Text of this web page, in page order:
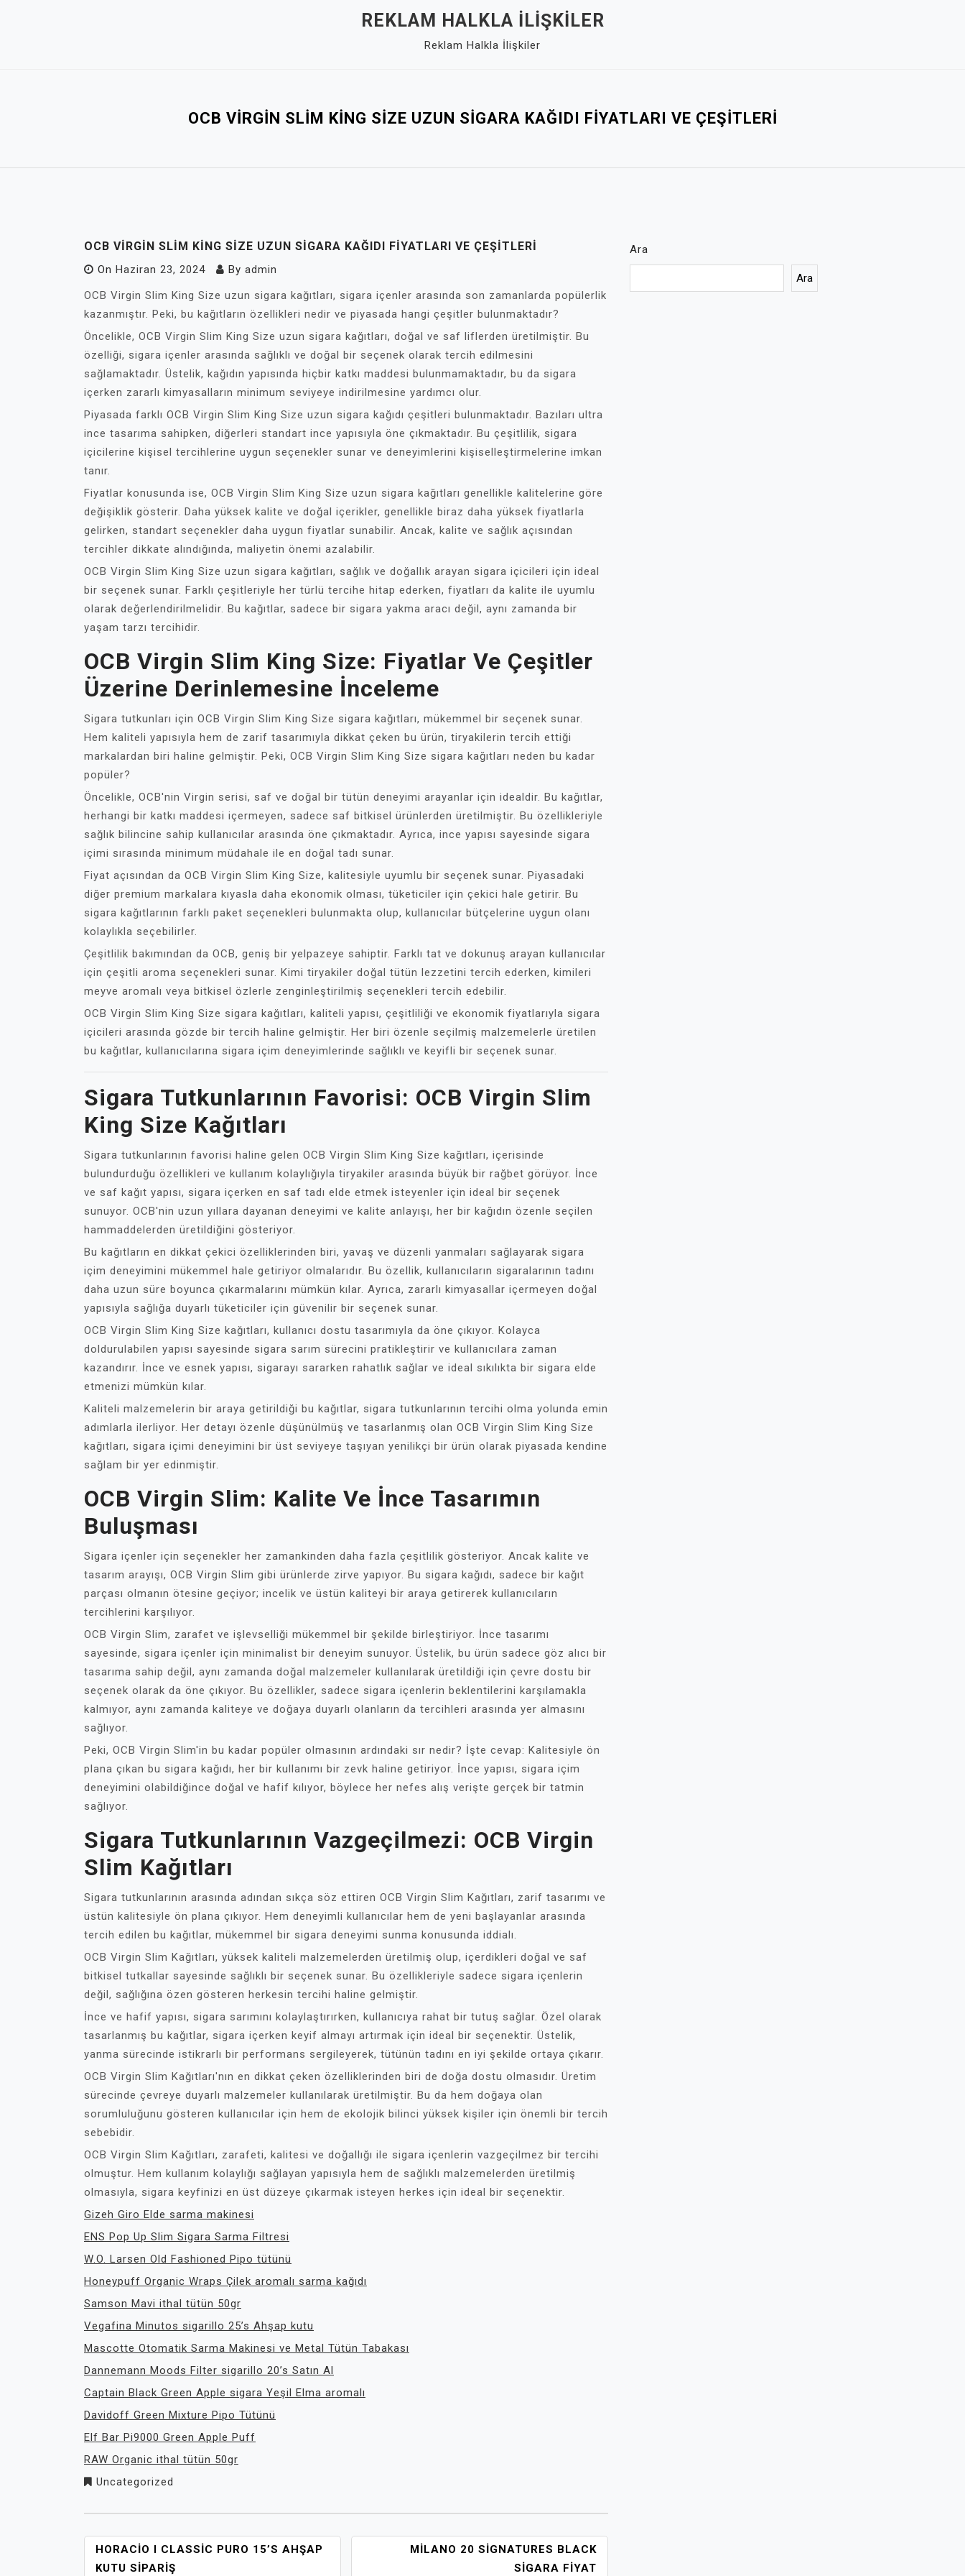
REKLAM HALKLA İLIŞKILER
Reklam Halkla İlişkiler
OCB VIRGIN SLIM KING SIZE UZUN SIGARA KAĞIDI FIYATLARI VE ÇEŞITLERI
OCB VIRGIN SLIM KING SIZE UZUN SIGARA KAĞIDI FIYATLARI VE ÇEŞITLERI
On Haziran 23, 2024 By admin
OCB Virgin Slim King Size uzun sigara kağıtları, sigara içenler arasında son zamanlarda popülerlik
kazanmıştır. Peki, bu kağıtların özellikleri nedir ve piyasada hangi çeşitler bulunmaktadır?
Öncelikle, OCB Virgin Slim King Size uzun sigara kağıtları, doğal ve saf liflerden üretilmiştir. Bu
özelliği, sigara içenler arasında sağlıklı ve doğal bir seçenek olarak tercih edilmesini
sağlamaktadır. Üstelik, kağıdın yapısında hiçbir katkı maddesi bulunmamaktadır, bu da sigara
içerken zararlı kimyasalların minimum seviyeye indirilmesine yardımcı olur.
Piyasada farklı OCB Virgin Slim King Size uzun sigara kağıdı çeşitleri bulunmaktadır. Bazıları ultra
ince tasarıma sahipken, diğerleri standart ince yapısıyla öne çıkmaktadır. Bu çeşitlilik, sigara
içicilerine kişisel tercihlerine uygun seçenekler sunar ve deneyimlerini kişiselleştirmelerine imkan
tanır.
Fiyatlar konusunda ise, OCB Virgin Slim King Size uzun sigara kağıtları genellikle kalitelerine göre
değişiklik gösterir. Daha yüksek kalite ve doğal içerikler, genellikle biraz daha yüksek fiyatlarla
gelirken, standart seçenekler daha uygun fiyatlar sunabilir. Ancak, kalite ve sağlık açısından
tercihler dikkate alındığında, maliyetin önemi azalabilir.
OCB Virgin Slim King Size uzun sigara kağıtları, sağlık ve doğallık arayan sigara içicileri için ideal
bir seçenek sunar. Farklı çeşitleriyle her türlü tercihe hitap ederken, fiyatları da kalite ile uyumlu
olarak değerlendirilmelidir. Bu kağıtlar, sadece bir sigara yakma aracı değil, aynı zamanda bir
yaşam tarzı tercihidir.
OCB Virgin Slim King Size: Fiyatlar Ve Çeşitler
Üzerine Derinlemesine İnceleme
Sigara tutkunları için OCB Virgin Slim King Size sigara kağıtları, mükemmel bir seçenek sunar.
Hem kaliteli yapısıyla hem de zarif tasarımıyla dikkat çeken bu ürün, tiryakilerin tercih ettiği
markalardan biri haline gelmiştir. Peki, OCB Virgin Slim King Size sigara kağıtları neden bu kadar
popüler?
Öncelikle, OCB'nin Virgin serisi, saf ve doğal bir tütün deneyimi arayanlar için idealdir. Bu kağıtlar,
herhangi bir katkı maddesi içermeyen, sadece saf bitkisel ürünlerden üretilmiştir. Bu özellikleriyle
sağlık bilincine sahip kullanıcılar arasında öne çıkmaktadır. Ayrıca, ince yapısı sayesinde sigara
içimi sırasında minimum müdahale ile en doğal tadı sunar.
Fiyat açısından da OCB Virgin Slim King Size, kalitesiyle uyumlu bir seçenek sunar. Piyasadaki
diğer premium markalara kıyasla daha ekonomik olması, tüketiciler için çekici hale getirir. Bu
sigara kağıtlarının farklı paket seçenekleri bulunmakta olup, kullanıcılar bütçelerine uygun olanı
kolaylıkla seçebilirler.
Çeşitlilik bakımından da OCB, geniş bir yelpazeye sahiptir. Farklı tat ve dokunuş arayan kullanıcılar
için çeşitli aroma seçenekleri sunar. Kimi tiryakiler doğal tütün lezzetini tercih ederken, kimileri
meyve aromalı veya bitkisel özlerle zenginleştirilmiş seçenekleri tercih edebilir.
OCB Virgin Slim King Size sigara kağıtları, kaliteli yapısı, çeşitliliği ve ekonomik fiyatlarıyla sigara
içicileri arasında gözde bir tercih haline gelmiştir. Her biri özenle seçilmiş malzemelerle üretilen
bu kağıtlar, kullanıcılarına sigara içim deneyimlerinde sağlıklı ve keyifli bir seçenek sunar.
Sigara Tutkunlarının Favorisi: OCB Virgin Slim
King Size Kağıtları
Sigara tutkunlarının favorisi haline gelen OCB Virgin Slim King Size kağıtları, içerisinde
bulundurduğu özellikleri ve kullanım kolaylığıyla tiryakiler arasında büyük bir rağbet görüyor. İnce
ve saf kağıt yapısı, sigara içerken en saf tadı elde etmek isteyenler için ideal bir seçenek
sunuyor. OCB'nin uzun yıllara dayanan deneyimi ve kalite anlayışı, her bir kağıdın özenle seçilen
hammaddelerden üretildiğini gösteriyor.
Bu kağıtların en dikkat çekici özelliklerinden biri, yavaş ve düzenli yanmaları sağlayarak sigara
içim deneyimini mükemmel hale getiriyor olmalarıdır. Bu özellik, kullanıcıların sigaralarının tadını
daha uzun süre boyunca çıkarmalarını mümkün kılar. Ayrıca, zararlı kimyasallar içermeyen doğal
yapısıyla sağlığa duyarlı tüketiciler için güvenilir bir seçenek sunar.
OCB Virgin Slim King Size kağıtları, kullanıcı dostu tasarımıyla da öne çıkıyor. Kolayca
doldurulabilen yapısı sayesinde sigara sarım sürecini pratikleştirir ve kullanıcılara zaman
kazandırır. İnce ve esnek yapısı, sigarayı sararken rahatlık sağlar ve ideal sıkılıkta bir sigara elde
etmenizi mümkün kılar.
Kaliteli malzemelerin bir araya getirildiği bu kağıtlar, sigara tutkunlarının tercihi olma yolunda emin
adımlarla ilerliyor. Her detayı özenle düşünülmüş ve tasarlanmış olan OCB Virgin Slim King Size
kağıtları, sigara içimi deneyimini bir üst seviyeye taşıyan yenilikçi bir ürün olarak piyasada kendine
sağlam bir yer edinmiştir.
OCB Virgin Slim: Kalite Ve İnce Tasarımın
Buluşması
Sigara içenler için seçenekler her zamankinden daha fazla çeşitlilik gösteriyor. Ancak kalite ve
tasarım arayışı, OCB Virgin Slim gibi ürünlerde zirve yapıyor. Bu sigara kağıdı, sadece bir kağıt
parçası olmanın ötesine geçiyor; incelik ve üstün kaliteyi bir araya getirerek kullanıcıların
tercihlerini karşılıyor.
OCB Virgin Slim, zarafet ve işlevselliği mükemmel bir şekilde birleştiriyor. İnce tasarımı
sayesinde, sigara içenler için minimalist bir deneyim sunuyor. Üstelik, bu ürün sadece göz alıcı bir
tasarıma sahip değil, aynı zamanda doğal malzemeler kullanılarak üretildiği için çevre dostu bir
seçenek olarak da öne çıkıyor. Bu özellikler, sadece sigara içenlerin beklentilerini karşılamakla
kalmıyor, aynı zamanda kaliteye ve doğaya duyarlı olanların da tercihleri arasında yer almasını
sağlıyor.
Peki, OCB Virgin Slim'in bu kadar popüler olmasının ardındaki sır nedir? İşte cevap: Kalitesiyle ön
plana çıkan bu sigara kağıdı, her bir kullanımı bir zevk haline getiriyor. İnce yapısı, sigara içim
deneyimini olabildiğince doğal ve hafif kılıyor, böylece her nefes alış verişte gerçek bir tatmin
sağlıyor.
Sigara Tutkunlarının Vazgeçilmezi: OCB Virgin
Slim Kağıtları
Sigara tutkunlarının arasında adından sıkça söz ettiren OCB Virgin Slim Kağıtları, zarif tasarımı ve
üstün kalitesiyle ön plana çıkıyor. Hem deneyimli kullanıcılar hem de yeni başlayanlar arasında
tercih edilen bu kağıtlar, mükemmel bir sigara deneyimi sunma konusunda iddialı.
OCB Virgin Slim Kağıtları, yüksek kaliteli malzemelerden üretilmiş olup, içerdikleri doğal ve saf
bitkisel tutkallar sayesinde sağlıklı bir seçenek sunar. Bu özellikleriyle sadece sigara içenlerin
değil, sağlığına özen gösteren herkesin tercihi haline gelmiştir.
İnce ve hafif yapısı, sigara sarımını kolaylaştırırken, kullanıcıya rahat bir tutuş sağlar. Özel olarak
tasarlanmış bu kağıtlar, sigara içerken keyif almayı artırmak için ideal bir seçenektir. Üstelik,
yanma sürecinde istikrarlı bir performans sergileyerek, tütünün tadını en iyi şekilde ortaya çıkarır.
OCB Virgin Slim Kağıtları'nın en dikkat çeken özelliklerinden biri de doğa dostu olmasıdır. Üretim
sürecinde çevreye duyarlı malzemeler kullanılarak üretilmiştir. Bu da hem doğaya olan
sorumluluğunu gösteren kullanıcılar için hem de ekolojik bilinci yüksek kişiler için önemli bir tercih
sebebidir.
OCB Virgin Slim Kağıtları, zarafeti, kalitesi ve doğallığı ile sigara içenlerin vazgeçilmez bir tercihi
olmuştur. Hem kullanım kolaylığı sağlayan yapısıyla hem de sağlıklı malzemelerden üretilmiş
olmasıyla, sigara keyfinizi en üst düzeye çıkarmak isteyen herkes için ideal bir seçenektir.
Gizeh Giro Elde sarma makinesi
ENS Pop Up Slim Sigara Sarma Filtresi
W.O. Larsen Old Fashioned Pipo tütünü
Honeypuff Organic Wraps Çilek aromalı sarma kağıdı
Samson Mavi ithal tütün 50gr
Vegafina Minutos sigarillo 25’s Ahşap kutu
Mascotte Otomatik Sarma Makinesi ve Metal Tütün Tabakası
Dannemann Moods Filter sigarillo 20’s Satın Al
Captain Black Green Apple sigara Yeşil Elma aromalı
Davidoff Green Mixture Pipo Tütünü
Elf Bar Pi9000 Green Apple Puff
RAW Organic ithal tütün 50gr
Uncategorized
YAZI
GEZINMESI
HORACIO I CLASSIC PURO 15’S AHŞAP
KUTU SIPARIŞ
MILANO 20 SIGNATURES BLACK
SIGARA FIYAT
Ara
Ara